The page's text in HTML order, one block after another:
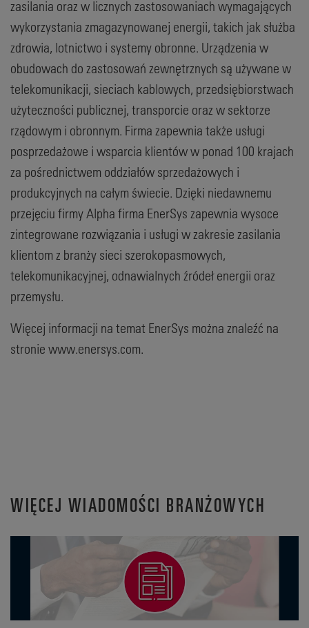
zasilania oraz w licznych zastosowaniach wymagających
wykorzystania zmagazynowanej energii, takich jak służba
zdrowia, lotnictwo i systemy obronne. Urządzenia w
obudowach do zastosowań zewnętrznych są używane w
telekomunikacji, sieciach kablowych, przedsiębiorstwach
użyteczności publicznej, transporcie oraz w sektorze
rządowym i obronnym. Firma zapewnia także usługi
posprzedażowe i wsparcia klientów w ponad 100 krajach
za pośrednictwem oddziałów sprzedażowych i
produkcyjnych na całym świecie. Dzięki niedawnemu
przejęciu firmy Alpha firma EnerSys zapewnia wysoce
zintegrowane rozwiązania i usługi w zakresie zasilania
klientom z branży sieci szerokopasmowych,
telekomunikacyjnej, odnawialnych źródeł energii oraz
przemysłu.
Więcej informacji na temat EnerSys można znaleźć na
stronie www.enersys.com.
WIĘCEJ WIADOMOŚCI BRANŻOWYCH